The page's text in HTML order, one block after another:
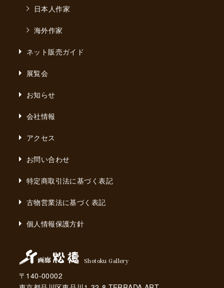
日本人作家
海外作家
ネット販売ガイド
展覧会
お知らせ
会社情報
アクセス
お問い合わせ
特定商取引法に基づく表記
古物営業法に基づく表記
個人情報保護方針
Shotoku Gallery
〒140-00002